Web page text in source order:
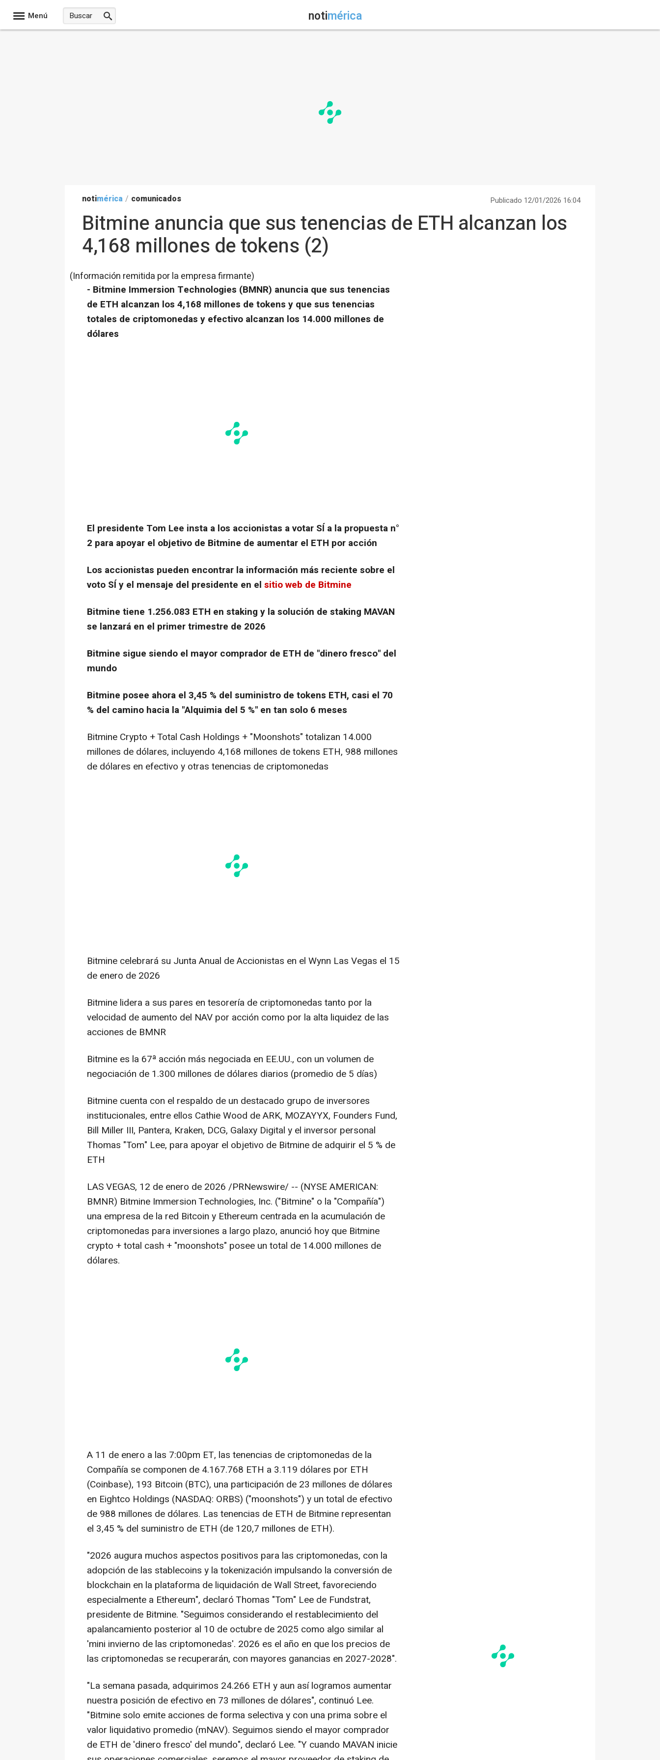
Menú notimérica
notimérica / comunicados Publicado 12/01/2026 16:04
Bitmine anuncia que sus tenencias de ETH alcanzan los
4,168 millones de tokens (2)
(Información remitida por la empresa firmante)
- Bitmine Immersion Technologies (BMNR) anuncia que sus tenencias
de ETH alcanzan los 4,168 millones de tokens y que sus tenencias
totales de criptomonedas y efectivo alcanzan los 14.000 millones de
dólares
El presidente Tom Lee insta a los accionistas a votar SÍ a la propuesta n°
2 para apoyar el objetivo de Bitmine de aumentar el ETH por acción
Los accionistas pueden encontrar la información más reciente sobre el
voto SÍ y el mensaje del presidente en el sitio web de Bitmine
Bitmine tiene 1.256.083 ETH en staking y la solución de staking MAVAN
se lanzará en el primer trimestre de 2026
Bitmine sigue siendo el mayor comprador de ETH de "dinero fresco" del
mundo
Bitmine posee ahora el 3,45 % del suministro de tokens ETH, casi el 70
% del camino hacia la "Alquimia del 5 %" en tan solo 6 meses
Bitmine Crypto + Total Cash Holdings + "Moonshots" totalizan 14.000
millones de dólares, incluyendo 4,168 millones de tokens ETH, 988 millones
de dólares en efectivo y otras tenencias de criptomonedas
Bitmine celebrará su Junta Anual de Accionistas en el Wynn Las Vegas el 15
de enero de 2026
Bitmine lidera a sus pares en tesorería de criptomonedas tanto por la
velocidad de aumento del NAV por acción como por la alta liquidez de las
acciones de BMNR
Bitmine es la 67ª acción más negociada en EE.UU., con un volumen de
negociación de 1.300 millones de dólares diarios (promedio de 5 días)
Bitmine cuenta con el respaldo de un destacado grupo de inversores
institucionales, entre ellos Cathie Wood de ARK, MOZAYYX, Founders Fund,
Bill Miller III, Pantera, Kraken, DCG, Galaxy Digital y el inversor personal
Thomas "Tom" Lee, para apoyar el objetivo de Bitmine de adquirir el 5 % de
ETH
LAS VEGAS, 12 de enero de 2026 /PRNewswire/ -- (NYSE AMERICAN:
BMNR) Bitmine Immersion Technologies, Inc. ("Bitmine" o la "Compañía")
una empresa de la red Bitcoin y Ethereum centrada en la acumulación de
criptomonedas para inversiones a largo plazo, anunció hoy que Bitmine
crypto +total cash + "moonshots" posee un total de 14.000 millones de
dólares.
A 11 de enero a las 7:00pm ET, las tenencias de criptomonedas de la
Compañía se componen de 4.167.768 ETH a 3.119 dólares por ETH
(Coinbase), 193 Bitcoin (BTC), una participación de 23 millones de dólares
en Eightco Holdings (NASDAQ: ORBS) ("moonshots") y un total de efectivo
de 988 millones de dólares. Las tenencias de ETH de Bitmine representan
el 3,45 % del suministro de ETH (de 120,7 millones de ETH).
"2026 augura muchos aspectos positivos para las criptomonedas, con la
adopción de las stablecoins y la tokenización impulsando la conversión de
blockchain en la plataforma de liquidación de Wall Street, favoreciendo
especialmente a Ethereum", declaró Thomas "Tom" Lee de Fundstrat,
presidente de Bitmine. "Seguimos considerando el restablecimiento del
apalancamiento posterior al 10 de octubre de 2025 como algo similar al
'mini invierno de las criptomonedas'. 2026 es el año en que los precios de
las criptomonedas se recuperarán, con mayores ganancias en 2027-2028".
"La semana pasada, adquirimos 24.266 ETH y aun así logramos aumentar
nuestra posición de efectivo en 73 millones de dólares", continuó Lee.
"Bitmine solo emite acciones de forma selectiva y con una prima sobre el
valor liquidativo promedio (mNAV). Seguimos siendo el mayor comprador
de ETH de 'dinero fresco' del mundo", declaró Lee. "Y cuando MAVAN inicie